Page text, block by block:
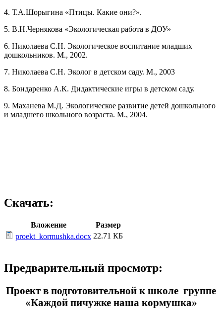
4. Т.А.Шорыгина «Птицы. Какие они?».
5. В.Н.Чернякова «Экологическая работа в ДОУ»
6. Николаева С.Н. Экологическое воспитание младших
дошкольников. М., 2002.
7. Николаева С.Н. Эколог в детском саду. М., 2003
8. Бондаренко А.К. Дидактические игры в детском саду.
9. Маханева М.Д. Экологическое развитие детей дошкольного
и младшего школьного возраста. М., 2004.
Скачать:
Вложение
Размер
proekt_kormushka.docx 22.71 КБ
Предварительный просмотр:
Проект в подготовительной к школе группе
«Каждой пичужке наша кормушка»